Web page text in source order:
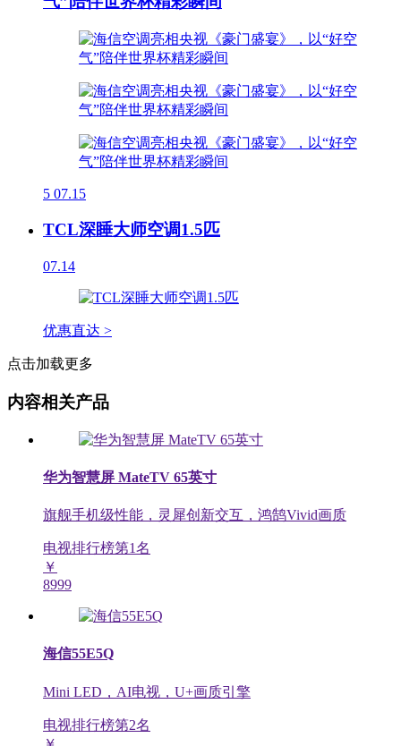
5 07.15
TCL深睡大师空调1.5匹
07.14
优惠直达 >
点击加载更多
内容相关产品
华为智慧屏 MateTV 65英寸
旗舰手机级性能，灵犀创新交互，鸿鹄Vivid画质
电视排行榜第1名
￥
8999
海信55E5Q
Mini LED，AI电视，U+画质引擎
电视排行榜第2名